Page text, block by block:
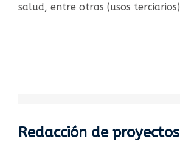
salud, entre otras (usos
Redacción de